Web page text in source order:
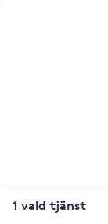
1 vald tjänst